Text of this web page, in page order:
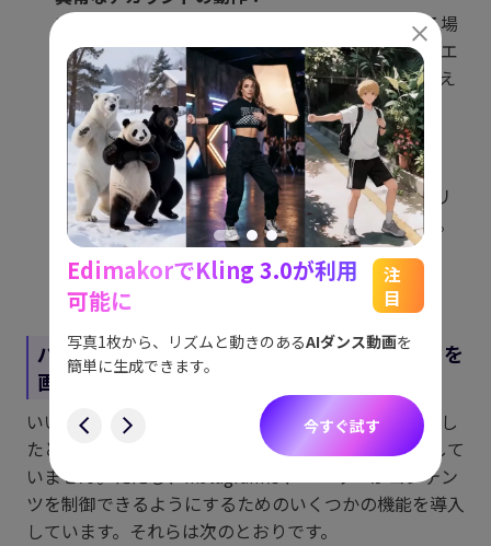
アカウントが常にストーリーを画面録画している場
合、その動作は、急速なビューや説明のつかないエ
ンゲージメントパターンなど、疑わしいように見え
る可能性があります。
サードパーティのアプリまたはプラグイン：
一部のサードパーティのアプリまたはプラグイン
は、Instagramストーリーの画面録画またはスクリ
ーンショットの撮影を検出すると主張しています。
ただし、その精度と信頼性は異なる場合がありま
す。
パート5：誰かが自分のInstagramストーリーを
画面録画したかどうかを確認できますか？
いいえ、Instagramは、誰かがストーリーを画面録画し
たときにユーザーを検出または通知する機能を提供して
いません。ただし、Instagramは、ユーザーがコンテン
ツを制御できるようにするためのいくつかの機能を導入
しています。それらは次のとおりです。
EdimakorでKling 3.0が利用
可能に
注
目
写真1枚から、リズムと動きのあるAIダンス動画を
簡単に生成できます。
今すぐ試す
にも